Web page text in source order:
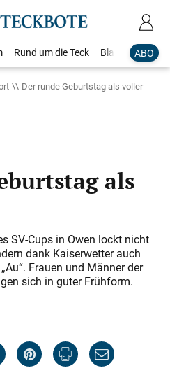
ABO
Rund um die Teck Blaulicht
Der runde Geburtstag als voller
als
SV-Cups in Owen lockt nicht
dank Kaiserwetter auch
Frauen und Männer der
sich in guter Frühform.